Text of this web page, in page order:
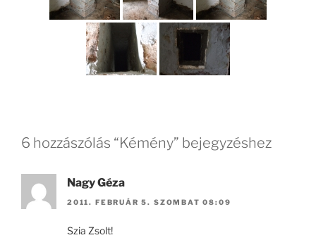
6 hozzászólás “Kémény” bejegyzéshez
Nagy Géza
2011. FEBRUÁR 5. SZOMBAT 08:09
Szia Zsolt!